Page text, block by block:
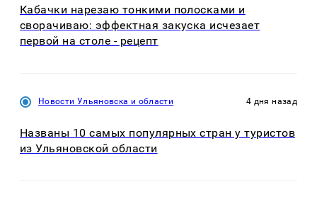
Кабачки нарезаю тонкими полосками и
сворачиваю: эффектная закуска исчезает
первой на столе - рецепт
Новости Ульяновска и области 4 дня назад
Названы 10 самых популярных стран у туристов
из Ульяновской области